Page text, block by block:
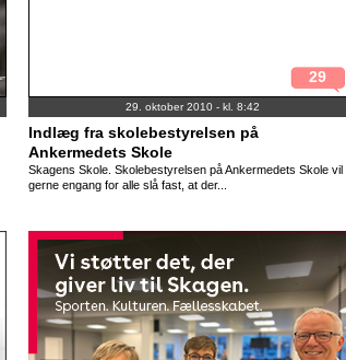
29. oktober 2010 - kl. 8:42
29
Indlæg fra skolebestyrelsen på
Ankermedets Skole
Skagens Skole. Skolebestyrelsen på Ankermedets Skole vil
gerne engang for alle slå fast, at der...